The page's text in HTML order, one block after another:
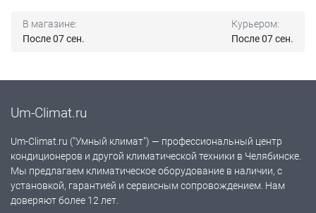
В магазине:
После 07 сен.
Курьером:
После 07 сен.
Um-Climat.ru
Um-Climat.ru ("Умный климат") — профессиональный центр
кондиционеров и другой климатической техники в Челябинске.
Мы предлагаем климатическое оборудование в наличии, с
установкой, гарантией и сервисным сопровождением. Нам
доверяют более 12 лет.